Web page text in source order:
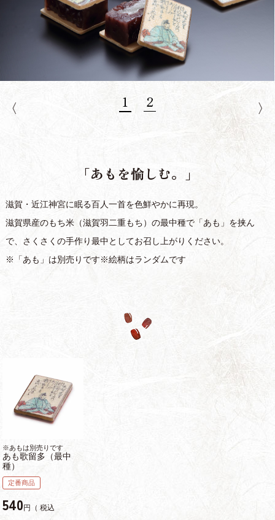
「あもを愉しむ。」
滋賀・近江神宮に眠る百人一首を色鮮やかに再現。
滋賀県産のもち米（滋賀羽二重もち）の最中種で「あも」を挟ん
で、さくさくの手作り最中としてお召し上がりください。
※「あも」は別売りです※絵柄はランダムです
※あもは別売りです
あも歌留多（最中
種）
定番商品
540 税込